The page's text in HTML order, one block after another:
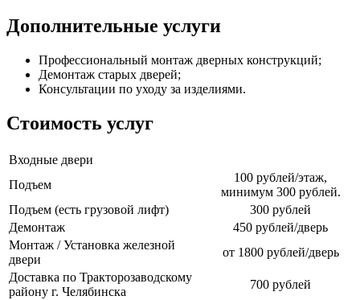
Дополнительные услуги
Профессиональный монтаж дверных конструкций;
Демонтаж старых дверей;
Консультации по уходу за изделиями.
Стоимость услуг
Входные двери
Подъем
100 рублей/этаж,
минимум 300 рублей.
Подъем (есть грузовой лифт)
300 рублей
Демонтаж
450 рублей/дверь
Монтаж / Установка железной
двери
от 1800 рублей/дверь
Доставка по Тракторозаводскому
району г. Челябинска
700 рублей